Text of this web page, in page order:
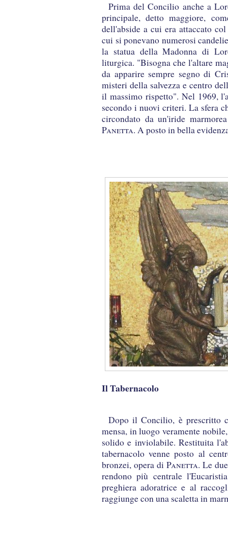
Prima del Concilio anche a
principale, detto maggiore,
dell'abside a cui era attaccato
cui si ponevano numerosi
la statua della Madonna di
liturgica. "Bisogna che l'altare
da apparire sempre segno di
misteri della salvezza e centro
il massimo rispetto". Nel 1969,
secondo i nuovi criteri. La sfera
circondato da un'iride
Panetta. A posto in bella
Il
Il Tabernacolo
Dopo il Concilio, è prescritto
mensa, in luogo veramente
solido e inviolabile. Restituita
tabernacolo venne posto al
bronzei, opera di Panetta. Le
rendono più centrale
preghiera adoratrice e al
raggiunge con una scaletta in